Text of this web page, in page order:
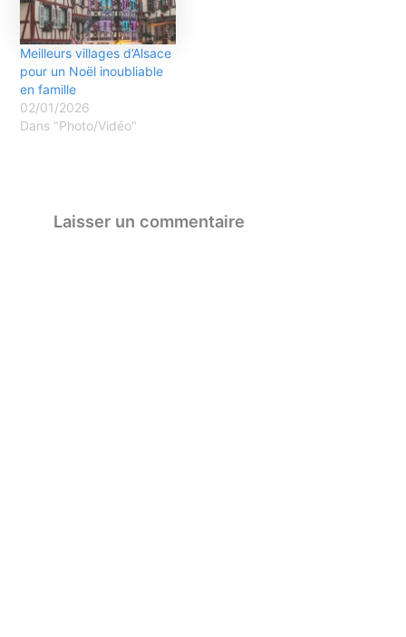
Meilleurs villages d’Alsace
pour un Noël inoubliable
en famille
02/01/2026
Dans "Photo/Vidéo"
Laisser un commentaire